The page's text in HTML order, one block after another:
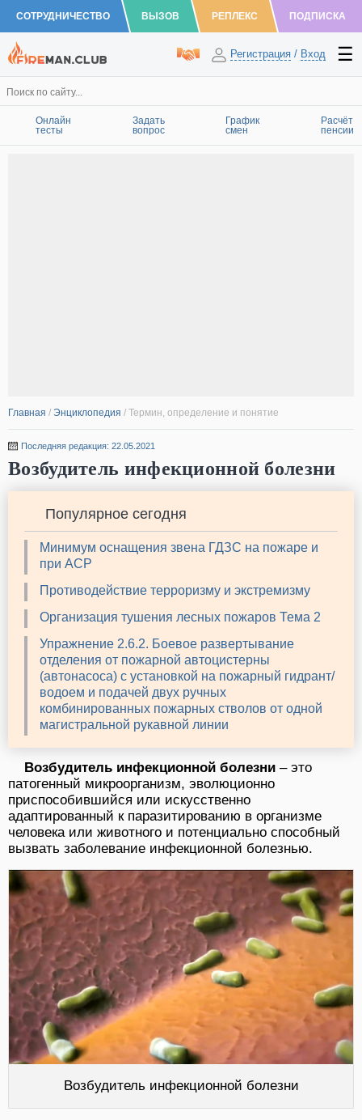
СОТРУДНИЧЕСТВО ВЫЗОВ РЕПЛЕКС ПОДПИСКА
Регистрация / Вход
Онлайн
тесты
Задать
вопрос
График
смен
Расчёт
пенсии
Главная / Энциклопедия / Термин, определение и понятие
Последняя редакция: 22.05.2021
Возбудитель инфекционной болезни
Популярное сегодня
Минимум оснащения звена ГДЗС на пожаре и
при АСР
Противодействие терроризму и экстремизму
Организация тушения лесных пожаров Тема 2
Упражнение 2.6.2. Боевое развертывание
отделения от пожарной автоцистерны
(автонасоса) с установкой на пожарный гидрант/
водоем и подачей двух ручных
комбинированных пожарных стволов от одной
магистральной рукавной линии
Возбудитель инфекционной болезни – это
патогенный микроорганизм, эволюционно
приспособившийся или искусственно
адаптированный к паразитированию в организме
человека или животного и потенциально способный
вызвать заболевание инфекционной болезнью.
Возбудитель инфекционной болезни